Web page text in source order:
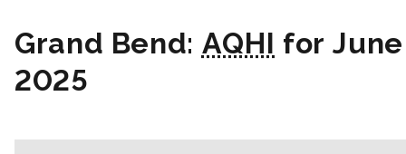
Grand Bend: AQHI for
2025